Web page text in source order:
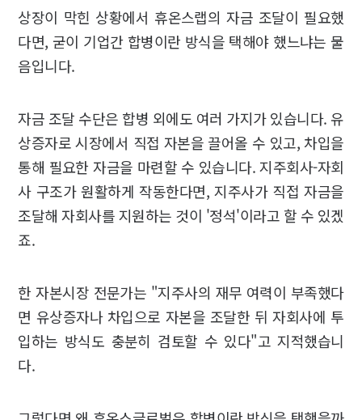
상장이 막힌 상황에서 휴온스랩의 자금 조달이 필요했
다면, 굳이 기업간 합병이란 방식을 택해야 했느냐는 물
음입니다.
자금 조달 수단은 합병 외에도 여러 가지가 있습니다. 유
상증자로 시장에서 직접 자본을 끌어올 수 있고, 차입을
통해 필요한 자금을 마련할 수 있습니다. 지주회사-자회
사 구조가 원활하게 작동한다면, 지주사가 직접 자금을
조달해 자회사를 지원하는 것이 '정석'이라고 할 수 있겠
죠.
한 자본시장 전문가는 "지주사의 재무 여력이 부족했다
면 유상증자나 차입으로 자본을 조달한 뒤 자회사에 투
입하는 방식도 충분히 검토할 수 있다"고 지적했습니
다.